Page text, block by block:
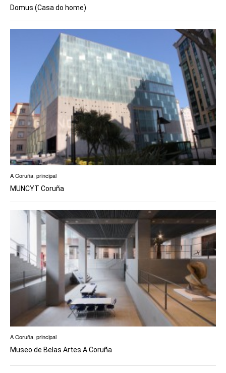
Domus (Casa do home)
A Coruña, principal
MUNCYT Coruña
A Coruña principal
Museo de Belas Artes A Coruña